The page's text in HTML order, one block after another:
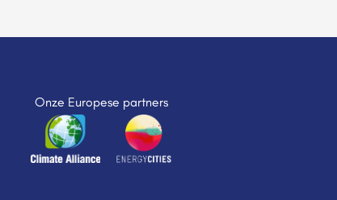
Onze Europese partners